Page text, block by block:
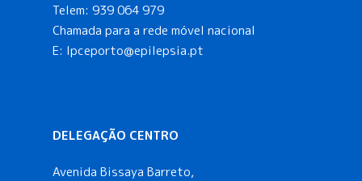
Telem: 939 064 979
Chamada para a rede móvel nacional
E: lpceporto@epilepsia.pt
DELEGAÇÃO CENTRO
Avenida Bissaya Barreto,